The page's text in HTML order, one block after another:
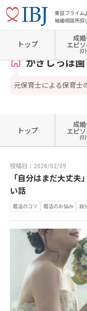
東証プライム
結婚相談所探
ホーム 埼玉県の結婚相談所
かぎしっぽ園
元保育士による保育士
トップ
成
エピ
(0)
トップ
成
エピ
(0)
投稿日：2026/02/09
「自分はまだ大丈
い話
婚活のコツ 婚活のお悩み 自